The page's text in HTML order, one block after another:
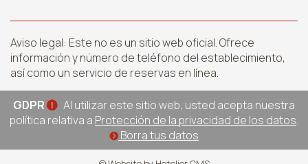
Aviso legal: Este no es un sitio web oficial. Ofrece
información y número de teléfono del establecimiento,
así como un servicio de reservas en línea.
GDPR
Al utilizar este sitio web, usted acepta nuestra
política relativa a Protección de la privacidad de los datos.
Borra tus datos